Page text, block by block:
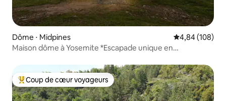
Dôme ⋅ Midpines Évaluation
4,84 (108)
Maison dôme à Yosemite *Escapade unique en
Coups de cœur voyageurs les plus appréciés
Coup de cœur voyageurs